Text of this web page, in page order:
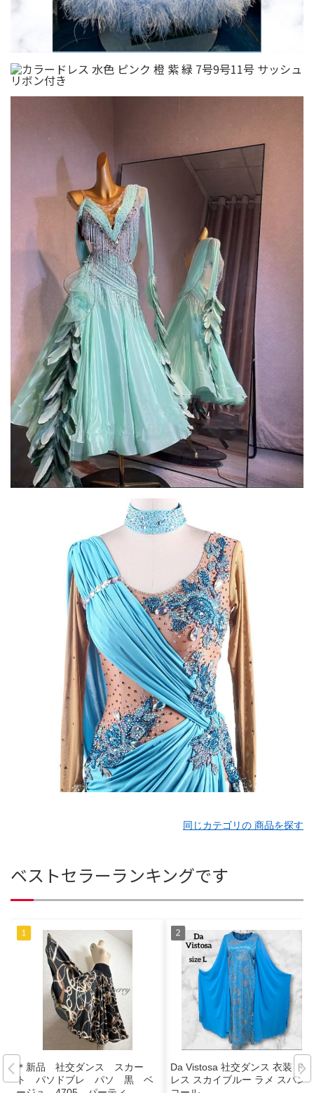
同じカテゴリの 商品を探す
ベストセラーランキングです
＊新品 社交ダンス スカー
ト パソドブレ パソ 黒 ベ
Da Vistosa 社交ダンス 衣装 ド
レス スカイブルー ラメ スパン